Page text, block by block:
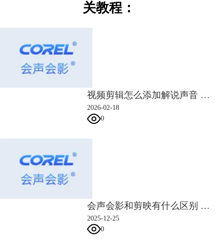
关教程：
视频剪辑怎么添加解说声音 剪辑视频如何突出主题
2026-02-18
0
会声会影和剪映有什么区别 会声会影好用还是剪映好用
2025-12-25
0